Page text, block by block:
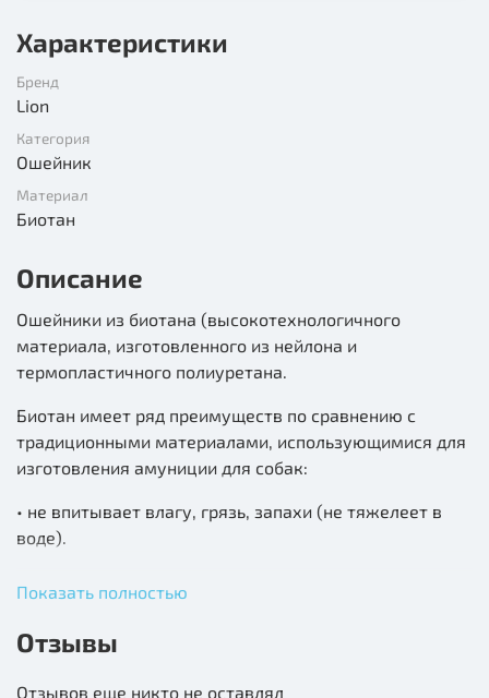
Характеристики
Бренд
Lion
Категория
Ошейник
Материал
Биотан
Описание
Ошейники из биотана (высокотехнологичного
материала, изготовленного из нейлона и
термопластичного полиуретана.
Биотан имеет ряд преимуществ по сравнению с
традиционными материалами, использующимися для
изготовления амуниции для собак:
• не впитывает влагу, грязь, запахи (не тяжелеет в
воде).
каких-либо моющих средств и не требует просушки и
специального ухода (масла для кожи);
Показать полностью
Отзывы
Отзывов еще никто не оставлял